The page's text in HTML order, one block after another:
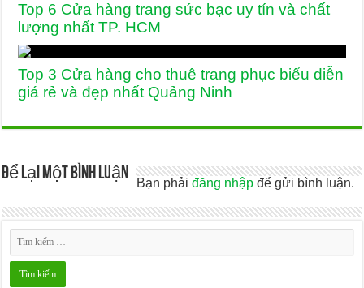
Top 6 Cửa hàng trang sức bạc uy tín và chất
lượng nhất TP. HCM
Top 3 Cửa hàng cho thuê trang phục biểu diễn
giá rẻ và đẹp nhất Quảng Ninh
Để lại một bình luận Bạn phảiđăng nhập để gửi bình luận.